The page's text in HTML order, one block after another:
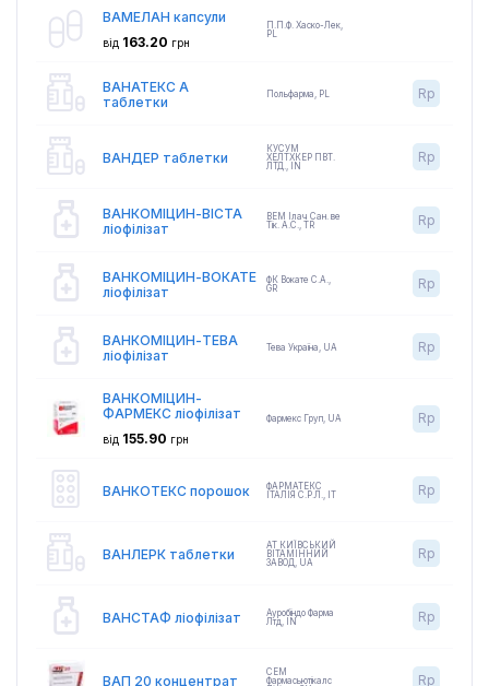
ВАМЕЛАН капсули
від 163.20 грн
П.П.Ф. Хаско-Лек,
PL
ВАНАТЕКС А
таблетки
Польфарма PL Rp
ВАНДЕР таблетки
КУСУМ
ХЕЛТХКЕР ПВТ.
ЛТД.
IN
Rp
ВАНКОМІЦИН-ВІСТА
ліофілізат
ВЕМ Ілач Сан. ве
Тік. А.С.
TR Rp
ВАНКОМІЦИН-ВОКАТЕ
ліофілізат
ФК Вокате С.А.
GR
Rp
ВАНКОМІЦИН-ТЕВА
ліофілізат
Тева Україна UA Rp
ВАНКОМІЦИН-
ФАРМЕКС ліофілізат
від 155.90 грн
Фармекс Груп, UA Rp
ВАНКОТЕКС порошок
ФАРМАТЕКС
ІТАЛІЯ С.Р.Л.
IT Rp
ВАНЛЕРК таблетки
АТ КИЇВСЬКИЙ
ВІТАМІННИЙ
ЗАВОД
UA
Rp
ВАНСТАФ ліофілізат
Ауробіндо Фарма
Лтд
IN Rp
ВАП 20 концентрат
СЕМ
Фармасьютікалс
Rp